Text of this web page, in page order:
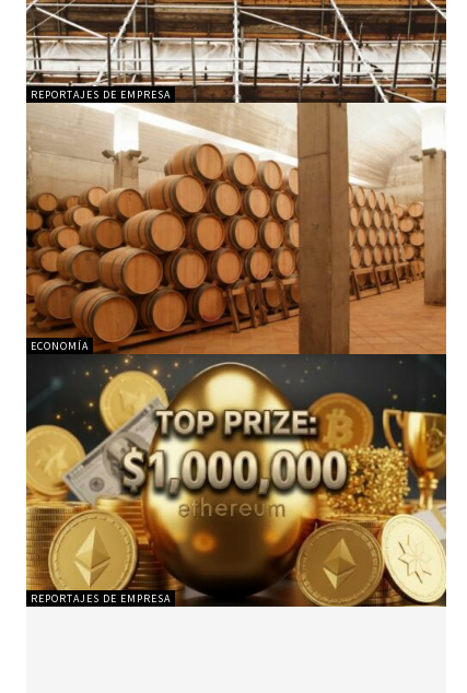
REPORTAJES DE EMPRESA
ECONOMÍA
REPORTAJES DE EMPRESA